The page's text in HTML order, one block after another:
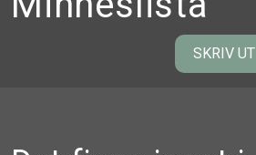
SKRIV UT